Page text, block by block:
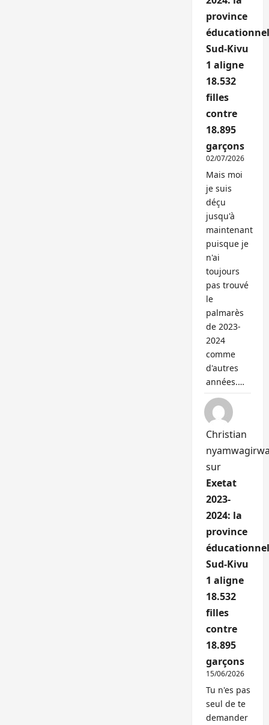
province
Sud-Kivu
1 aligne
18.532
filles
contre
18.895
garçons
02/07/2026
Mais moi
je suis
déçu
jusqu'à
maintenant
puisque je
n'ai
toujours
pas trouvé
le
palmarès
de 2023-
2024
comme
d'autres
années.…
Christian
sur
Exetat
2023-
2024: la
province
Sud-Kivu
1 aligne
18.532
filles
contre
18.895
garçons
15/06/2026
Tu n'es pas
seul de te
demander